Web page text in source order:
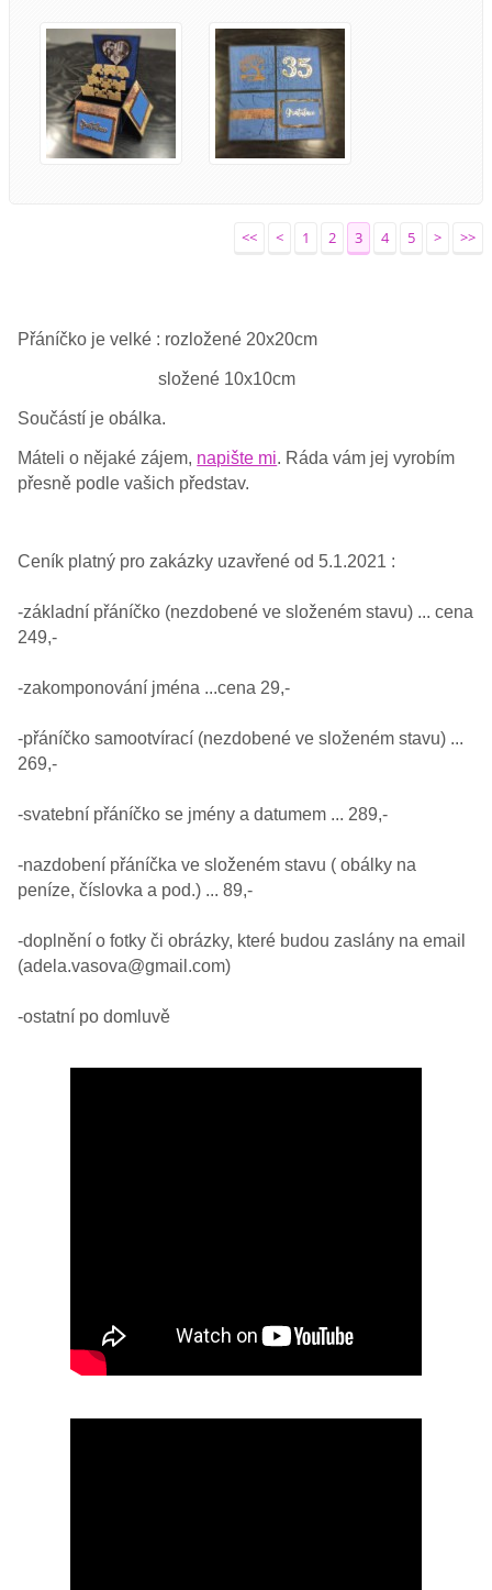
<< < 1 2 3 4 5 > >>
Přáníčko je velké : rozložené 20x20cm
složené 10x10cm
Součástí je obálka.
Máteli o nějaké zájem, napište mi. Ráda vám jej vyrobím
přesně podle vašich představ.
Ceník platný pro zakázky uzavřené od 5.1.2021 :
-základní přáníčko (nezdobené ve složeném stavu) ... cena
249,-
-zakomponování jména ...cena 29,-
-přáníčko samootvírací (nezdobené ve složeném stavu) ...
269,-
-svatební přáníčko se jmény a datumem ... 289,-
-nazdobení přáníčka ve složeném stavu ( obálky na
peníze, číslovka a pod.) ... 89,-
-doplnění o fotky či obrázky, které budou zaslány na email
(adela.vasova@gmail.com)
-ostatní po domluvě